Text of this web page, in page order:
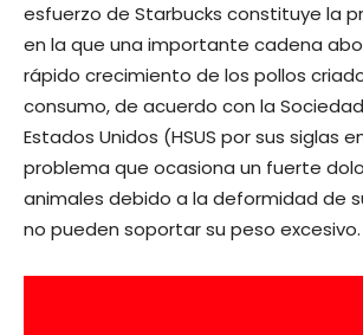
esfuerzo de Starbucks constituye la
en la que una importante cadena
rápido crecimiento de los pollos
consumo, de acuerdo con la
Estados Unidos (HSUS por sus siglas
problema que ocasiona un fuerte
animales debido a la deformidad de
no pueden soportar su peso excesivo.